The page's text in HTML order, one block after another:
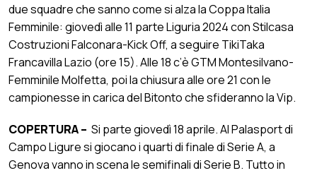
due squadre che sanno come si alza la Coppa Italia
Femminile: giovedì alle 11 parte Liguria 2024 con Stilcasa
Costruzioni Falconara-Kick Off, a seguire TikiTaka
Francavilla Lazio (ore 15). Alle 18 c’è GTM Montesilvano-
Femminile Molfetta, poi la chiusura alle ore 21 con le
campionesse in carica del Bitonto che sfideranno la Vip.
COPERTURA – Si parte giovedì 18 aprile. Al Palasport di
Campo Ligure si giocano i quarti di finale di Serie A, a
Genova vanno in scena le semifinali di Serie B. Tutto in